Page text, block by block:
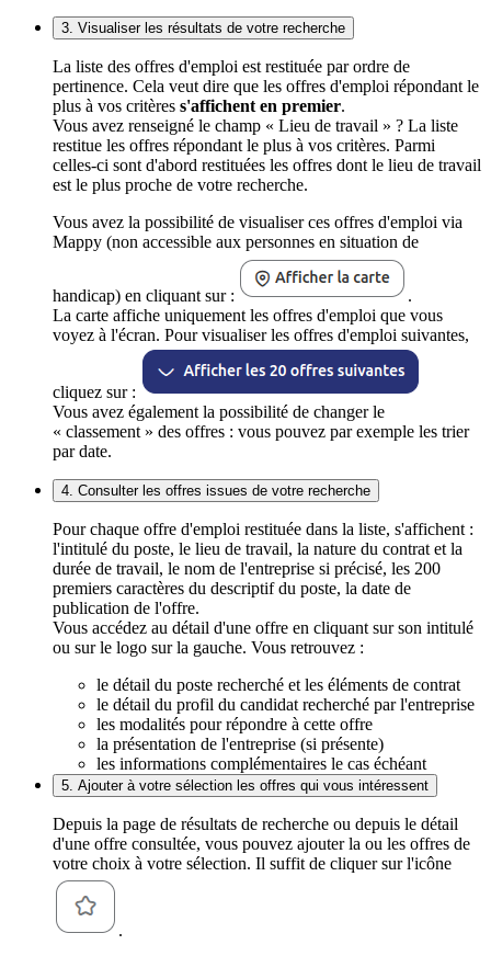
3. Visualiser les résultats de votre recherche
La liste des offres d'emploi est restituée par ordre de
pertinence. Cela veut dire que les offres d'emploi répondant le
plus à vos critères s'affichent en premier.
Vous avez renseigné le champ « Lieu de travail » ? La liste
restitue les offres répondant le plus à vos critères. Parmi
celles-ci sont d'abord restituées les offres dont le lieu de travail
est le plus proche de votre recherche.
Vous avez la possibilité de visualiser ces offres d'emploi via
Mappy (non accessible aux personnes en situation de
handicap) en cliquant sur :
.
La carte affiche uniquement les offres d'emploi que vous
voyez à l'écran. Pour visualiser les offres d'emploi suivantes,
cliquez sur :
Vous avez également la possibilité de changer le
« classement » des offres : vous pouvez par exemple les trier
par date.
4. Consulter les offres issues de votre recherche
Pour chaque offre d'emploi restituée dans la liste, s'affichent :
l'intitulé du poste, le lieu de travail, la nature du contrat et la
durée de travail, le nom de l'entreprise si précisé, les 200
premiers caractères du descriptif du poste, la date de
publication de l'offre.
Vous accédez au détail d'une offre en cliquant sur son intitulé
ou sur le logo sur la gauche. Vous retrouvez :
le détail du poste recherché et les éléments de contrat
le détail du profil du candidat recherché par l'entreprise
les modalités pour répondre à cette offre
la présentation de l'entreprise (si présente)
les informations complémentaires le cas échéant
5. Ajouter à votre sélection les offres qui vous intéressent
Depuis la page de résultats de recherche ou depuis le détail
d'une offre consultée, vous pouvez ajouter la ou les offres de
votre choix à votre sélection. Il suffit de cliquer sur l'icône
.